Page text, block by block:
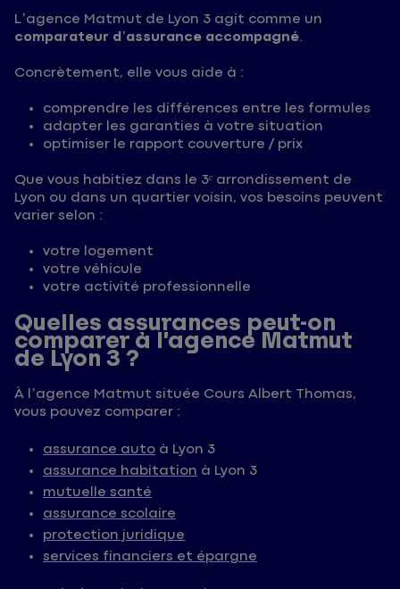
L’agence Matmut de Lyon 3 agit comme un
comparateur d’assurance accompagné.
Concrètement, elle vous aide à :
comprendre les différences entre les formules
adapter les garanties à votre situation
optimiser le rapport couverture / prix
Que vous habitiez dans le 3ᵉ arrondissement de
Lyon ou dans un quartier voisin, vos besoins peuvent
varier selon :
votre logement
votre véhicule
votre activité professionnelle
Quelles assurances peut-on
comparer à l’agence Matmut
de Lyon 3 ?
À l’agence Matmut située Cours Albert Thomas,
vous pouvez comparer :
assurance auto à Lyon 3
assurance habitation à Lyon 3
mutuelle santé
assurance scolaire
protection juridique
services financiers et épargne